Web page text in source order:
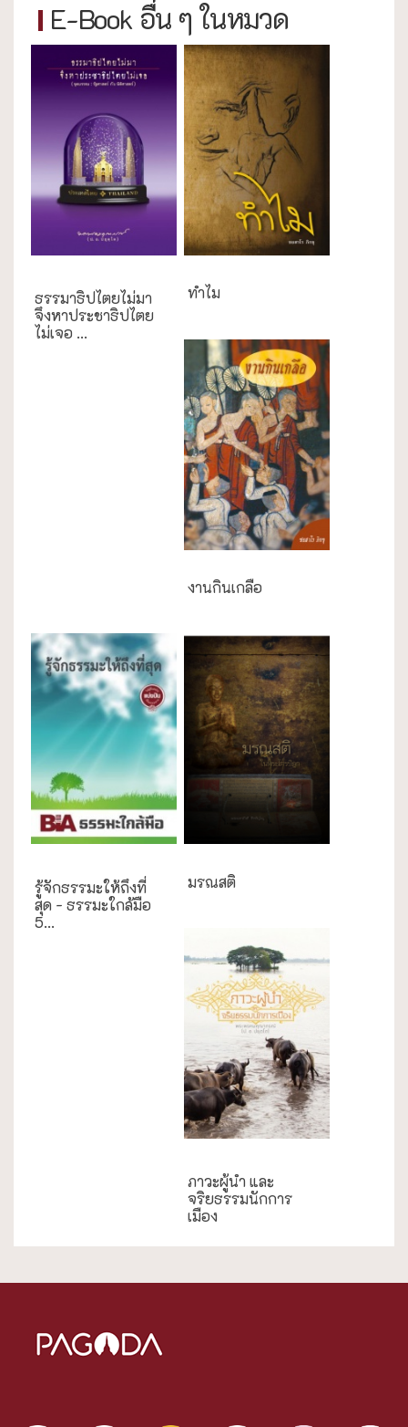
E-Book อื่น ๆ ในหมวด
ธรรมาธิปไตยไม่มา
จึงหาประชาธิปไตย
ไม่เจอ ...
ทำไม
งานกินเกลือ
รู้จักธรรมะให้ถึงที่
สุด - ธรรมะใกล้มือ
5...
มรณสติ
ภาวะผู้นำ และ
จริยธรรมนักการ
เมือง